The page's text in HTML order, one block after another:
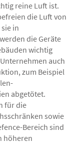
reine Luft ist.
die Luft von
in
die Geräte
wichtig
auch
zum Beispiel
abgetötet.
für die
sowie
Bereich sind
höheren